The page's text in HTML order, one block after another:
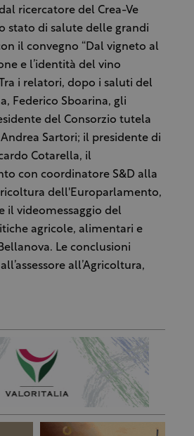
ricercatore del Crea-Ve
stato di salute delle grandi
il convegno “Dal vigneto al
e l’identità del vino
Tra i relatori, dopo i saluti del
Federico Sboarina, gli
del Consorzio tutela
Sartori; il presidente di
Cotarella, il
con coordinatore S&D alla
dell'Europarlamento,
il videomessaggio del
agricole, alimentari e
Le conclusioni
all’Agricoltura,